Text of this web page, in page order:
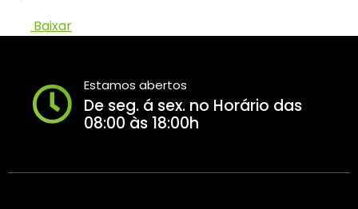
Baixar
Estamos abertos
De seg. á sex. no Horário das
08:00 às 18:00h